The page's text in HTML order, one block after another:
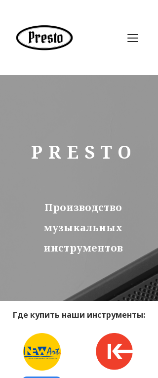
PRESTO
Производство
музыкальных
инструментов
Где купить наши инструменты: